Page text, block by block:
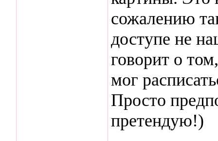
сожалению
доступе не
говорит о
мог
Просто
претендую!)